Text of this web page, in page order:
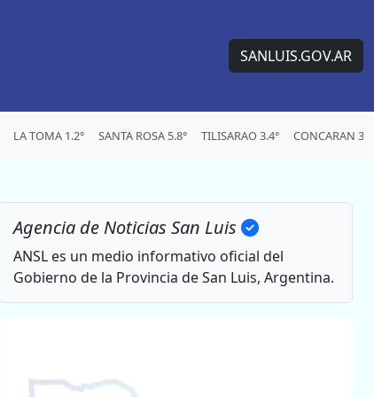
SANLUIS.GOV.AR
LA TOMA 1.2° SANTA ROSA 5.8° TILISARAO 3.4° CONCARAN
Agencia de Noticias San Luis
ANSL es un medio informativo oficial del
Gobierno de la Provincia de San Luis, Argentina.